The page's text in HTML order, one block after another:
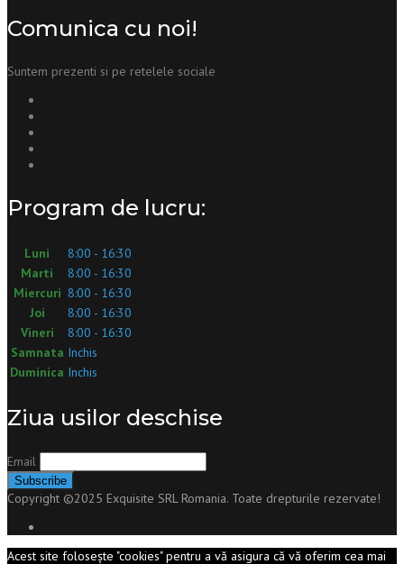
Comunica cu noi!
Suntem prezenti si pe retelele sociale
Program de lucru:
Luni
8:00 - 16:30
Marti
8:00 - 16:30
Miercuri 8:00 - 16:30
Joi
8:00 - 16:30
Vineri
8:00 - 16:30
Samnata Inchis
Duminica Inchis
Ziua usilor deschise
Email
Copyright ©2025 Exquisite SRL Romania. Toate drepturile rezervate!
Acest site folosește "cookies" pentru a vă asigura că vă oferim cea mai